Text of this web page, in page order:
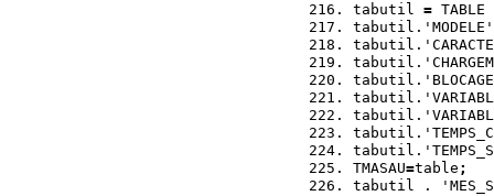
tabutil = TABLE
TMASAU=table ;
tabutil .